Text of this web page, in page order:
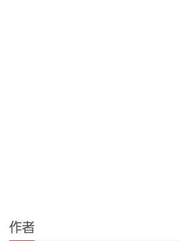
作者